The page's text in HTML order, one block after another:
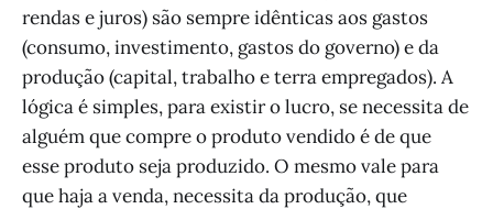
rendas e juros) são sempre idênticas aos gastos
(consumo, investimento, gastos do governo) e da
produção (capital, trabalho e terra empregados). A
lógica é simples, para existir o lucro, se necessita de
alguém que compre o produto vendido é de que
esse produto seja produzido. O mesmo vale para
que haja a venda, necessita da produção, que